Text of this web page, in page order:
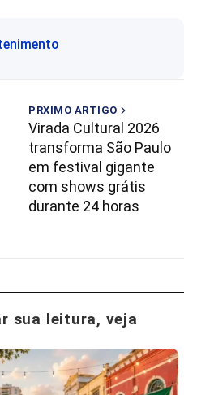
PRXIMO ARTIGO
Virada Cultural 2026
transforma São Paulo
em festival gigante
com shows grátis
durante 24 horas
sua leitura, veja